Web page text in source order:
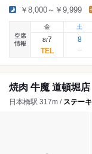
￥8,000～￥9,999
空席
情報
金
8/7
土
8
焼肉 牛魔 道頓堀店
日本橋駅 317m / ステーキ